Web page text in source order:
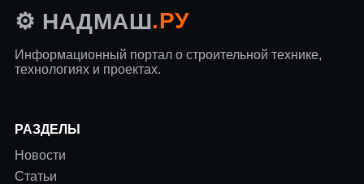
⚙️ НАДМАШ.РУ
Информационный портал о строительной технике,
технологиях и проектах.
РАЗДЕЛЫ
Новости
Статьи